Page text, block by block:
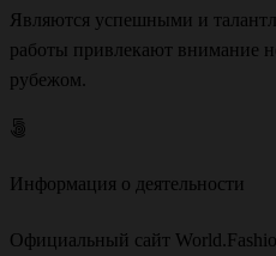
Являются успешными и
работы привлекают внимание
рубежом.
Информация о деятельности
Официальный сайт